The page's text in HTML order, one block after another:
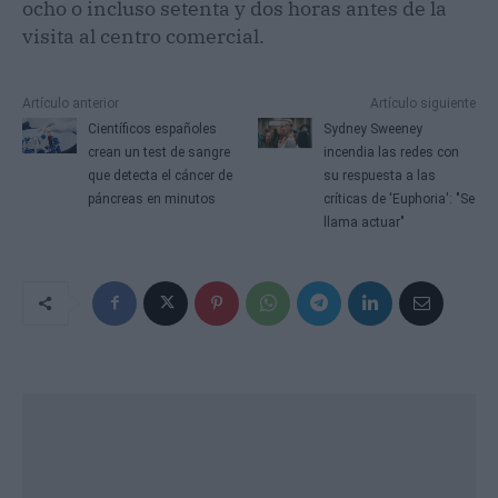
ocho o incluso setenta y dos horas antes de la
visita al centro comercial.
Artículo anterior
Científicos españoles
crean un test de sangre
que detecta el cáncer de
páncreas en minutos
Artículo siguiente
Sydney Sweeney
incendia las redes con
su respuesta a las
críticas de 'Euphoria': "Se
llama actuar"